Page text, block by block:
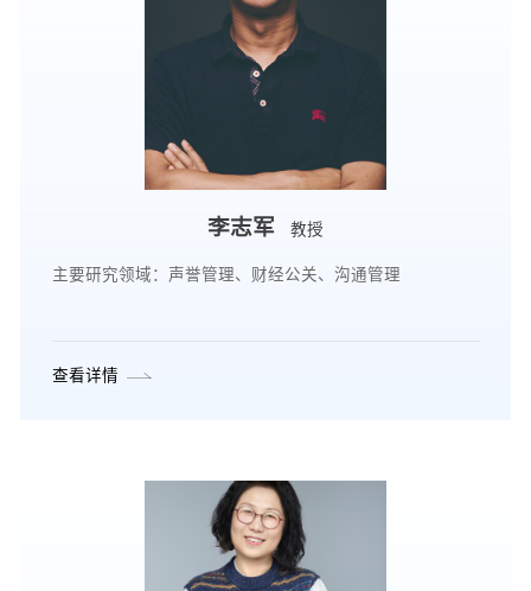
李志军 教授
主要研究领域：声誉管理、财经公关、沟通管理
查看详情